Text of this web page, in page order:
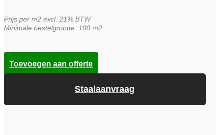
Prijs per m2 excl. 21% BTW
Minimale bestelgrootte: 100 m2
Staalaanvraag
Toevoegen aan offerte